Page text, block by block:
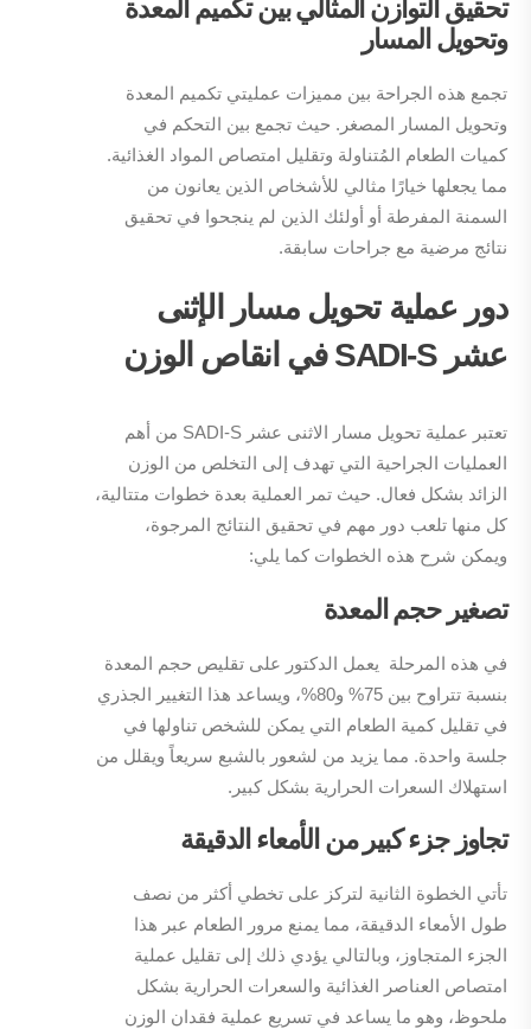
تحقيق التوازن المثالي بين تكميم المعدة
وتحويل المسار
تجمع هذه الجراحة بين مميزات عمليتي تكميم المعدة
وتحويل المسار المصغر. حيث تجمع بين التحكم في
كميات الطعام المُتناولة وتقليل امتصاص المواد الغذائية.
مما يجعلها خيارًا مثالي للأشخاص الذين يعانون من
السمنة المفرطة أو أولئك الذين لم ينجحوا في تحقيق
نتائج مرضية مع جراحات سابقة.
دور عملية تحويل مسار الإثنى
عشرSADI-Sفي انقاص الوزن
تعتبر عملية تحويل مسار الاثنى عشر SADI-S من أهم
العمليات الجراحية التي تهدف إلى التخلص من الوزن
الزائد بشكل فعال. حيث تمر العملية بعدة خطوات متتالية،
كل منها تلعب دور مهم في تحقيق النتائج المرجوة،
ويمكن شرح هذه الخطوات كما يلي:
تصغير حجم المعدة
في هذه المرحلة يعمل الدكتور على تقليص حجم المعدة
بنسبة تتراوح بين 75% و80%، ويساعد هذا التغيير الجذري
في تقليل كمية الطعام التي يمكن للشخص تناولها في
جلسة واحدة. مما يزيد من لشعور بالشبع سريعاً ويقلل من
استهلاك السعرات الحرارية بشكل كبير.
تجاوز جزء كبير من الأمعاء الدقيقة
تأتي الخطوة الثانية لتركز على تخطي أكثر من نصف
طول الأمعاء الدقيقة، مما يمنع مرور الطعام عبر هذا
الجزء المتجاوز، وبالتالي يؤدي ذلك إلى تقليل عملية
امتصاص العناصر الغذائية والسعرات الحرارية بشكل
ملحوظ، وهو ما يساعد في تسريع عملية فقدان الوزن